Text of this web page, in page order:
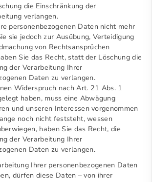
die Einschränkung der
verlangen.
personenbezogenen Daten nicht mehr
sie jedoch zur Ausübung, Verteidigung
von Rechtsansprüchen
Sie das Recht, statt der Löschung die
der Verarbeitung Ihrer
Daten zu verlangen.
Widerspruch nach Art. 21 Abs. 1
haben, muss eine Abwägung
und unseren Interessen vorgenommen
noch nicht feststeht, wessen
haben Sie das Recht, die
der Verarbeitung Ihrer
Daten zu verlangen.
Ihrer personenbezogenen Daten
dürfen diese Daten – von ihrer